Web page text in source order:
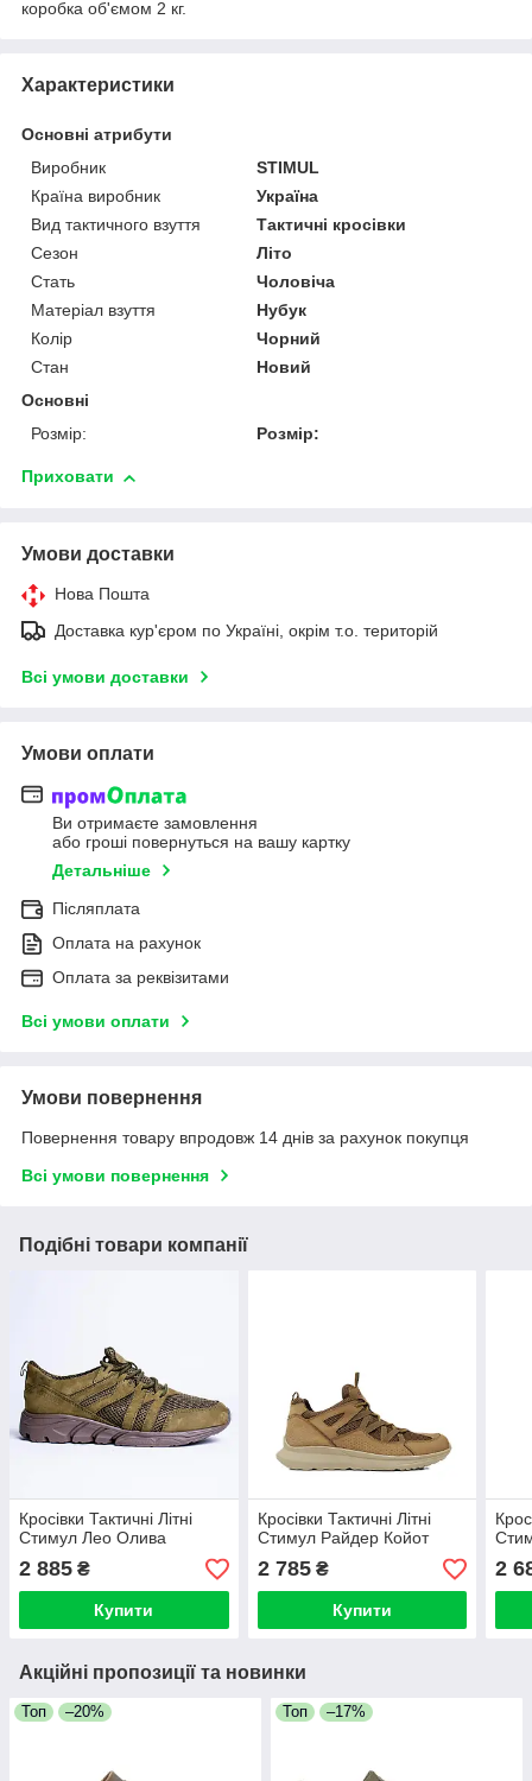
коробка об'ємом 2 кг.
Характеристики
Основні атрибути
Виробник
STIMUL
Країна виробник
Україна
Вид тактичного взуття
Тактичні кросівки
Сезон
Літо
Стать
Чоловіча
Матеріал взуття
Нубук
Колір
Чорний
Стан
Новий
Основні
Розмір:
Розмір:
Приховати
Умови доставки
Нова Пошта
Доставка кур'єром по Україні, окрім т.о. територій
Всі умови доставки
Умови оплати
Ви отримаєте замовлення
або гроші повернуться на вашу картку
Детальніше
Післяплата
Оплата на рахунок
Оплата за реквізитами
Всі умови оплати
Умови повернення
Повернення товару впродовж 14 днів за рахунок покупця
Всі умови повернення
Подібні товари компанії
Кросівки Тактичні Літні
Стимул Лео Олива
2 885 ₴
Купити
Кросівки Тактичні Літні
Стимул Райдер Койот
2 785₴
Купити
2
Акційні пропозиції та новинки
Топ –20% Топ –17%